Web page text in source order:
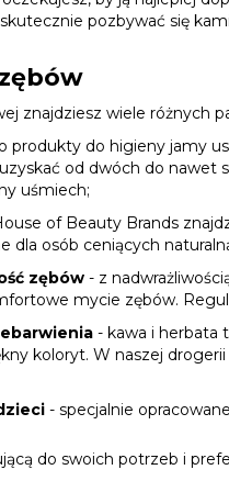
pozbywać się
znajdziesz wiele różnych
produkty do higieny jamy
od dwóch do nawet
uśmiech;
of Beauty Brands
dla osób ceniących
zębów - z
mycie zębów.
- kawa i herbata
koloryt. W naszej
- specjalnie
do swoich potrzeb i